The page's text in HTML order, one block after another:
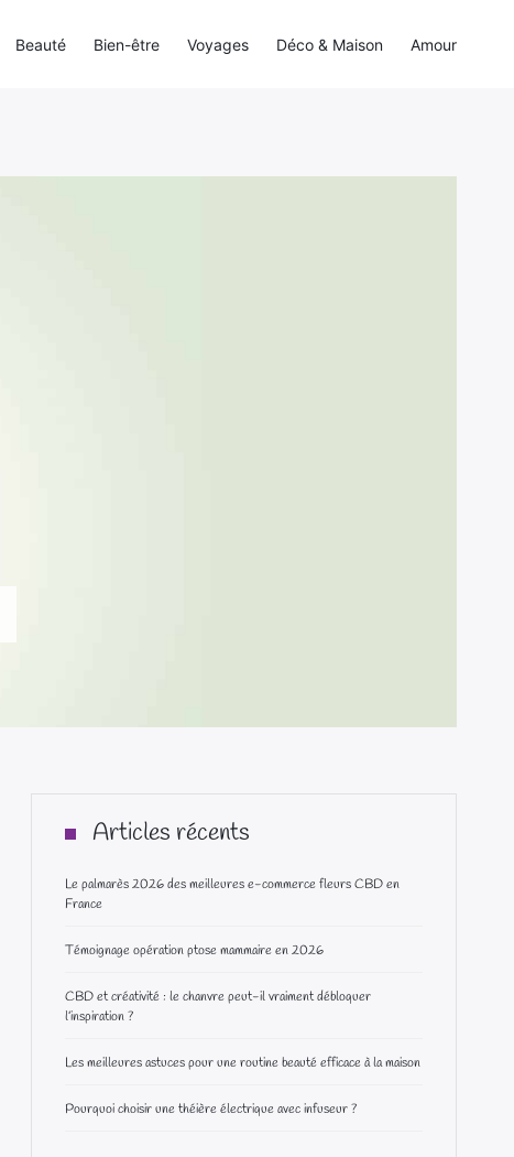
Articles récents
Le palmarès 2026 des meilleures e-commerce fleurs CBD en
France
Témoignage opération ptose mammaire en 2026
CBD et créativité : le chanvre peut-il vraiment débloquer
l’inspiration ?
Les meilleures astuces pour une routine beauté efficace à la maison
Pourquoi choisir une théière électrique avec infuseur ?
Beauté Bien-être Voyages Déco & Maison Amour